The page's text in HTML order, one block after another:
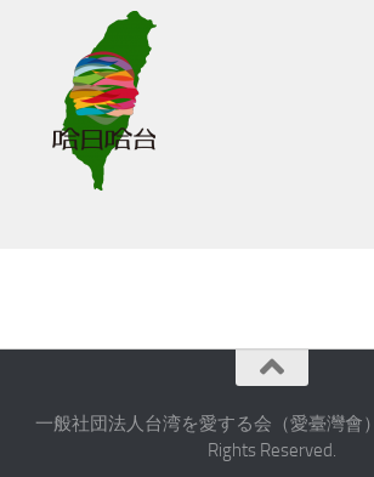
一般社団法人台湾を愛する会（愛臺灣會
Rights Reserved.